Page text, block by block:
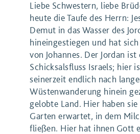
Liebe Schwestern, liebe
heute die Taufe des Herrn:
Demut in das Wasser des
hineingestiegen und hat
von Johannes. Der Jordan ist
Schicksalsfluss Israels; hier
seinerzeit endlich nach
Wüstenwanderung hinein
gelobte Land. Hier haben sie
Garten erwartet, in dem
fließen. Hier hat ihnen Gott